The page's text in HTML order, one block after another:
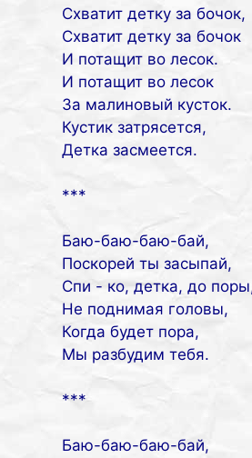
Схватит детку за бочок,
Схватит детку за бочок
И потащит во лесок.
И потащит во лесок
За малиновый кусток.
Кустик затрясется,
Детка засмеется.
***
Баю-баю-баю-бай,
Поскорей ты засыпай,
Спи - ко, детка, до
Не поднимая головы,
Когда будет пора,
Мы разбудим тебя.
***
Баю-баю-баю-бай,